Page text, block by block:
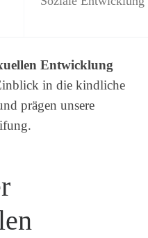
Entwicklung
in die kindliche
prägen unsere